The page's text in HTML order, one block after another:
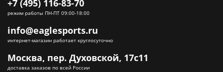
+7 (495) 116-83-70
режим работы ПН-ПТ 09:00-18:00
info@eaglesports.ru
интернет-магазин работает круглосуточно
Москва, пер. Духовской, 17с11
доставка заказов по всей России